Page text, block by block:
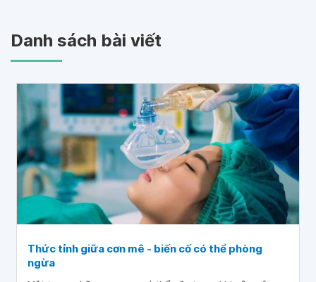
Danh sách bài viết
Thức tỉnh giữa cơn mê - biến cố có thể phòng
ngừa